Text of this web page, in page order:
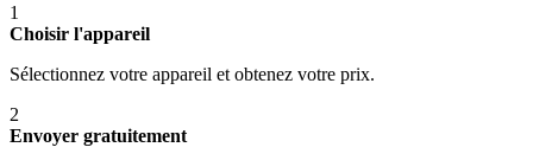
1
Choisir l'appareil
Sélectionnez votre appareil et obtenez votre prix.
2
Envoyer gratuitement